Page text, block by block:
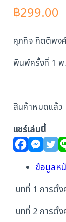
฿299.00
ศุภกิจ กิตติพง
พินพ์ครั้งที่ 1
สินค้าหมดแล้ว
แชร์เล่มนี้
ข้อมูลห
บทที่ 1 การตั้ง
บทที่ 2 การตั้